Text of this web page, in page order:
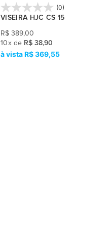
(0)
VISEIRA HJC CS 15
R$ 389,00
10x de R$ 38,90
R$ 369,55